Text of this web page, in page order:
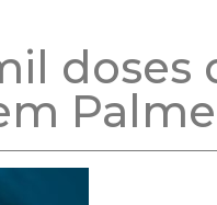
doses